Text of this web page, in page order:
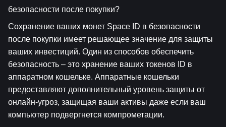
безопасности после покупки?
Сохранение ваших монет Space ID в безопасности
после покупки имеет решающее значение для защиты
ваших инвестиций. Один из способов обеспечить
безопасность – это хранение ваших токенов ID в
аппаратном кошельке. Аппаратные кошельки
предоставляют дополнительный уровень защиты от
онлайн-угроз, защищая ваши активы даже если ваш
компьютер подвергнется компрометации.